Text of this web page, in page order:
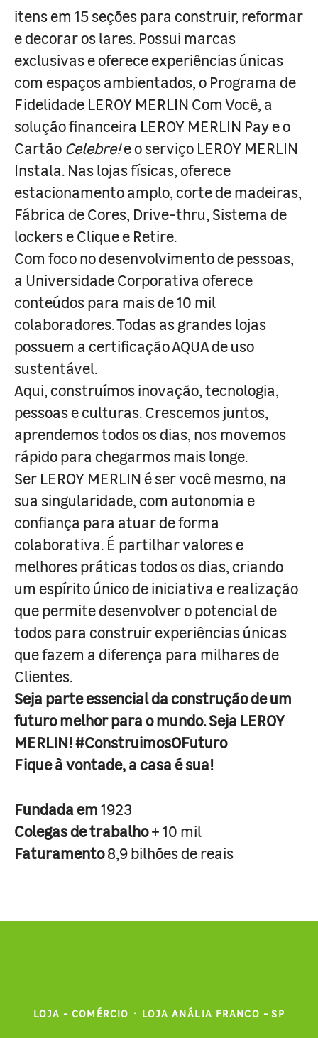
itens em 15 seções para construir, reformar
e decorar os lares. Possui marcas
exclusivas e oferece experiências únicas
com espaços ambientados, o Programa de
Fidelidade LEROY MERLIN Com Você, a
solução financeira LEROY MERLIN Pay e o
Cartão Celebre!e o serviço LEROY MERLIN
Instala. Nas lojas físicas, oferece
estacionamento amplo, corte de madeiras,
Fábrica de Cores, Drive-thru, Sistema de
lockers e Clique e Retire.
Com foco no desenvolvimento de pessoas,
a Universidade Corporativa oferece
conteúdos para mais de 10 mil
colaboradores. Todas as grandes lojas
possuem a certificação AQUA de uso
sustentável.
Aqui, construímos inovação, tecnologia,
pessoas e culturas. Crescemos juntos,
aprendemos todos os dias, nos movemos
rápido para chegarmos mais longe.
Ser LEROY MERLIN é ser você mesmo, na
sua singularidade, com autonomia e
confiança para atuar de forma
colaborativa. É partilhar valores e
melhores práticas todos os dias, criando
um espírito único de iniciativa e realização
que permite desenvolver o potencial de
todos para construir experiências únicas
que fazem a diferença para milhares de
Clientes.
Seja parte essencial da construção de um
futuro melhor para o mundo. Seja LEROY
MERLIN! #ConstruimosOFuturo
Fique à vontade, a casa é sua!
Fundada em1923
Colegas de trabalho+ 10 mil
Faturamento8,9 bilhões de reais
LOJA - COMÉRCIO · LOJA ANÁLIA FRANCO - SP